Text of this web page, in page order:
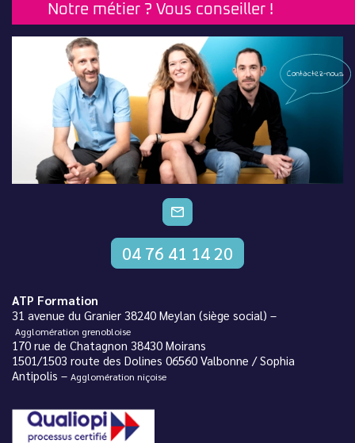
Notre métier ? Vous conseiller !
Contactez-nous
CONTACTEZ-NOUS
04 76 41 14 20
ATP Formation
31 avenue du Granier 38240 Meylan (siège social) –
Agglomération grenobloise
170 rue de Chatagnon 38430 Moirans
1501/1503 route des Dolines 06560 Valbonne / Sophia
Antipolis – Agglomération niçoise